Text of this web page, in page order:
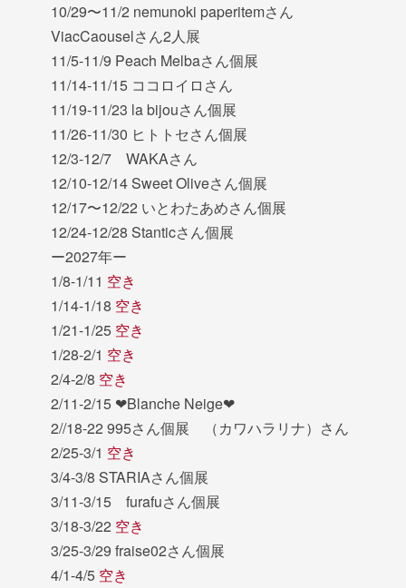
10/29〜11/2 nemunoki paperitemさん
ViacCaouselさん2人展
11/5-11/9 Peach Melbaさん個展
11/14-11/15 ココロイロさん
11/19-11/23 la bijouさん個展
11/26-11/30 ヒトトセさん個展
12/3-12/7 WAKAさん
12/10-12/14 Sweet Oliveさん個展
12/17〜12/22 いとわたあめさん個展
12/24-12/28 Stanticさん個展
ー2027年ー
1/8-1/11 空き
1/14-1/18 空き
1/21-1/25 空き
1/28-2/1 空き
2/4-2/8 空き
2/11-2/15 ❤︎Blanche Neige❤︎
2//18-22 995さん個展 （カワハラリナ）さん
2/25-3/1 空き
3/4-3/8 STARIAさん個展
3/11-3/15 furafuさん個展
3/18-3/22 空き
3/25-3/29 fraise02さん個展
4/1-4/5 空き